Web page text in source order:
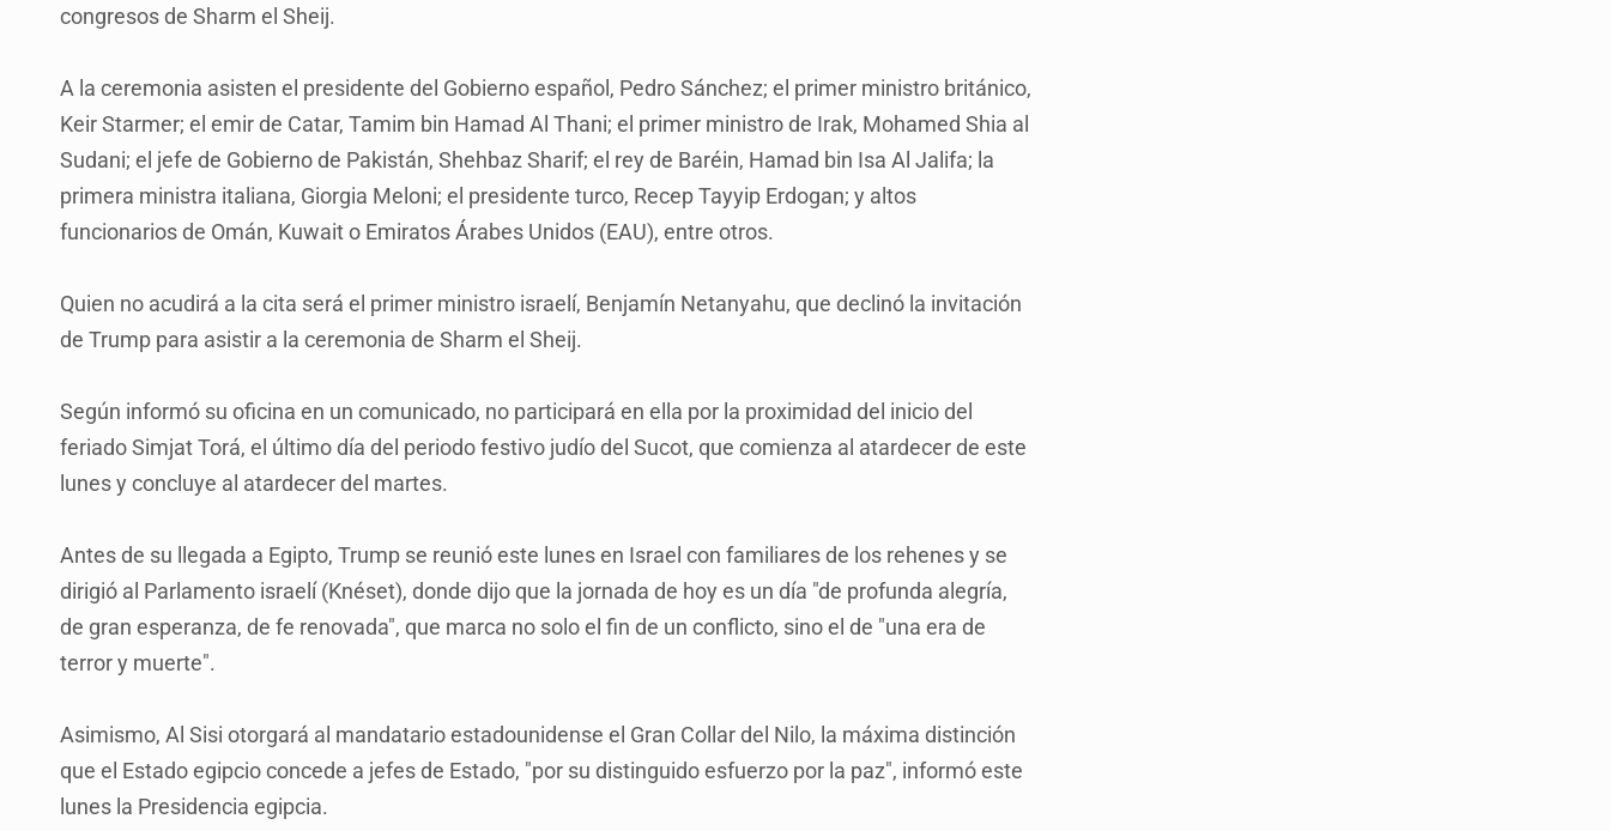
congresos de Sharm el Sheij.
A la ceremonia asisten el presidente del Gobierno español, Pedro Sánchez; el primer ministro británico,
Keir Starmer; el emir de Catar, Tamim bin Hamad Al Thani; el primer ministro de Irak, Mohamed Shia al
Sudani; el jefe de Gobierno de Pakistán, Shehbaz Sharif; el rey de Baréin, Hamad bin Isa Al Jalifa; la
primera ministra italiana, Giorgia Meloni; el presidente turco, Recep Tayyip Erdogan; y altos
funcionarios de Omán, Kuwait o Emiratos Árabes Unidos (EAU), entre otros.
Quien no acudirá a la cita será el primer ministro israelí, Benjamín Netanyahu, que declinó la invitación
de Trump para asistir a la ceremonia de Sharm el Sheij.
Según informó su oficina en un comunicado, no participará en ella por la proximidad del inicio del
feriado Simjat Torá, el último día del periodo festivo judío del Sucot, que comienza al atardecer de este
lunes y concluye al atardecer del martes.
Antes de su llegada a Egipto, Trump se reunió este lunes en Israel con familiares de los rehenes y se
dirigió al Parlamento israelí (Knéset), donde dijo que la jornada de hoy es un día "de profunda alegría,
de gran esperanza, de fe renovada", que marca no solo el fin de un conflicto, sino el de "una era de
terror y muerte".
Asimismo, Al Sisi otorgará al mandatario estadounidense el Gran Collar del Nilo, la máxima distinción
que el Estado egipcio concede a jefes de Estado, "por su distinguido esfuerzo por la paz", informó este
lunes la Presidencia egipcia.